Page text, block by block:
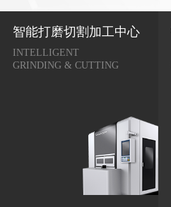
服务支持
关于誉洋
智能打磨切割加工中心
INTELLIGENT
GRINDING & CUTTING